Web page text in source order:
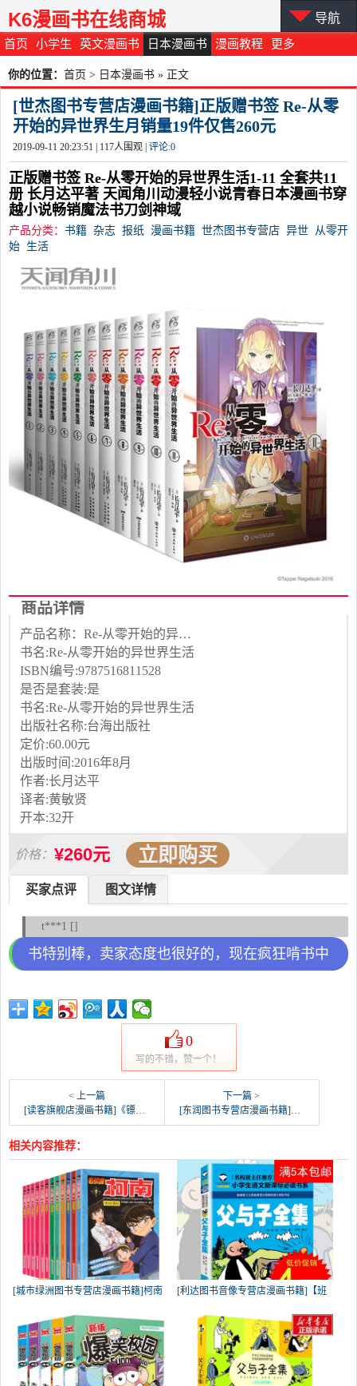
首页 小学生 英文漫画书 日本漫画书 漫画教程 更多
K6漫画书在线商城 导航
你的位置： 首页 > 日本漫画书 » 正文
[世杰图书专营店漫画书籍]正版赠书签 Re-从零
开始的异世界生月销量19件仅售260元
2019-09-11 20:23:51 | 117人围观 | 评论:0
正版赠书签 Re-从零开始的异世界生活1-11 全套共11
册 长月达平著 天闻角川动漫轻小说青春日本漫画书穿
越小说畅销魔法书刀剑神域
产品分类： 书籍 杂志 报纸 漫画书籍 世杰图书专营店 异世 从零开
始 生活
商品详情
产品名称：Re-从零开始的异世界生活
书名:Re-从零开始的异世界生活
ISBN编号:9787516811528
是否是套装:是
书名:Re-从零开始的异世界生活
出版社名称:台海出版社
定价:60.00元
出版时间:2016年8月
作者:长月达平
译者:黄敏贤
开本:32开
价格： ¥260元 立即购买
图文详情
买家点评
t***1 []
书特别棒，卖家态度也很好的，现在疯狂啃书中
0
写的不错，赞一个！
< 上一篇
[读客旗舰店漫画书籍]《镖人3》 许先哲著【读客正版】动漫月销量18件仅售19.95元
下一篇 >
[东润图书专营店漫画书籍]包邮名侦探柯南漫画书正版 31-32月销量20件仅售14.4元
相关内容推荐：
[城市绿洲图书专营店漫画书籍]柯南 [利达图书音像专营店漫画书籍]【班